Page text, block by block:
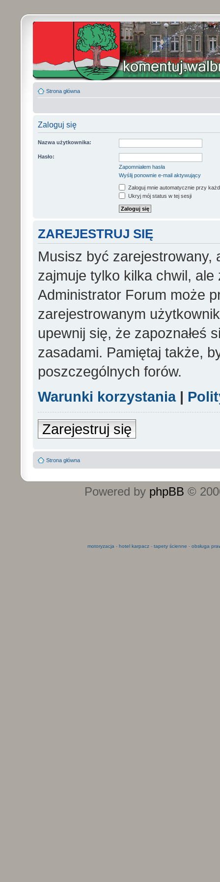
Strona główna
Zaloguj się
Nazwa użytkownika:
Hasło:
Zapomniałem hasła
Wyślij ponownie e-mail aktywujący
Zaloguj mnie automatycznie przy
Ukryj mój status w tej sesji
ZAREJESTRUJ SIĘ
Musisz być zarejestrowany,
zajmuje tylko kilka chwil,
Administrator Forum może
zarejestrowanym
upewnij się, że zapoznałeś
zasadami. Pamiętaj także,
poszczególnych forów.
Warunki korzystania|
Zarejestruj się
Strona główna
Powered by phpBB ©
motoryzacja - hotel karpacz- tapety ścienne - obsługa